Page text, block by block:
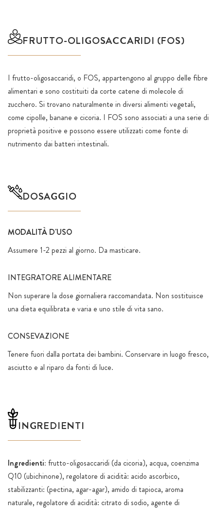
FRUTTO-OLIGOSACCARIDI (FOS)
I frutto-oligosaccaridi, o FOS, appartengono al gruppo delle fibre
alimentari e sono costituiti da corte catene di molecole di
zucchero. Si trovano naturalmente in diversi alimenti vegetali,
come cipolle, banane e cicoria. I FOS sono associati a una serie di
proprietà positive e possono essere utilizzati come fonte di
nutrimento dai batteri intestinali.
DOSAGGIO
MODALITÀ D'USO
Assumere 1-2 pezzi al giorno. Da masticare.
INTEGRATORE ALIMENTARE
Non superare la dose giornaliera raccomandata. Non sostituisce
una dieta equilibrata e varia e uno stile di vita sano.
CONSEVAZIONE
Tenere fuori dalla portata dei bambini. Conservare in luogo fresco,
asciutto e al riparo da fonti di luce.
INGREDIENTI
Ingredienti: frutto-oligosaccaridi (da cicoria), acqua, coenzima
Q10 (ubichinone), regolatore di acidità: acido ascorbico,
stabilizzanti: (pectina, agar-agar), amido di tapioca, aroma
naturale, regolatore di acidità: citrato di sodio, agente di